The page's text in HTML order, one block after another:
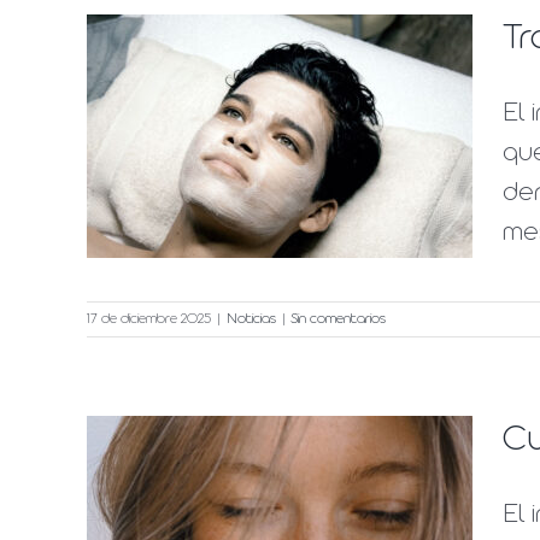
El
17 de diciembre 2025 Noticias Sin comentarios
El